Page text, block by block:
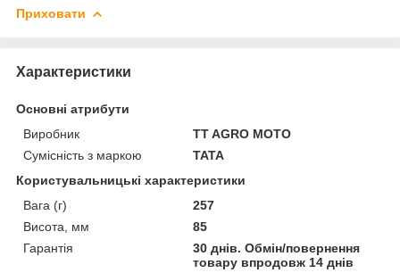
Приховати
Характеристики
Основні атрибути
Виробник
TT AGRO MOTO
Сумісність з маркою
TATA
Користувальницькі характеристики
Вага (г)
257
Висота, мм
85
Гарантія
30 днів. Обмін/повернення
товару впродовж 14 днів